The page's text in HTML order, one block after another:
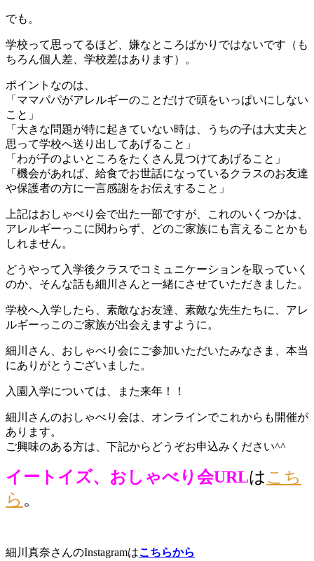
でも。
学校って思ってるほど、嫌なところばかりではないです（も
ちろん個人差、学校差はあります）。
ポイントなのは、
「ママパパがアレルギーのことだけで頭をいっぱいにしない
こと」
「大きな問題が特に起きていない時は、うちの子は大丈夫と
思って学校へ送り出してあげること」
「わが子のよいところをたくさん見つけてあげること」
「機会があれば、給食でお世話になっているクラスのお友達
や保護者の方に一言感謝をお伝えすること」
上記はおしゃべり会で出た一部ですが、これのいくつかは、
アレルギーっこに関わらず、どのご家族にも言えることかも
しれません。
どうやって入学後クラスでコミュニケーションを取っていく
のか、そんな話も細川さんと一緒にさせていただきました。
学校へ入学したら、素敵なお友達、素敵な先生たちに、アレ
ルギーっこのご家族が出会えますように。
細川さん、おしゃべり会にご参加いただいたみなさま、本当
にありがとうございました。
入園入学については、また来年！！
細川さんのおしゃべり会は、オンラインでこれからも開催が
あります。
ご興味のある方は、下記からどうぞお申込みください^^
イートイズ、お しゃべり会URLは こち
ら 。
細川真奈さんのInstagramはこちらから